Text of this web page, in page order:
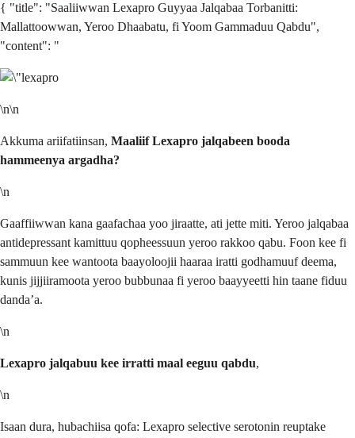
{ "title": "Saaliiwwan Lexapro Guyyaa Jalqabaa Torbanitti:
Mallattoowwan, Yeroo Dhaabatu, fi Yoom Gammaduu Qabdu",
"content": "
\n\n
Akkuma ariifatiinsan, Maaliif Lexapro jalqabeen booda
hammeenya argadha?
\n
Gaaffiiwwan kana gaafachaa yoo jiraatte, ati jette miti. Yeroo jalqabaa
antidepressant kamittuu qopheessuun yeroo rakkoo qabu. Foon kee fi
sammuun kee wantoota baayoloojii haaraa iratti godhamuuf deema,
kunis jijjiiramoota yeroo bubbunaa fi yeroo baayyeetti hin taane fiduu
danda’a.
\n
Lexapro jalqabuu kee irratti maal eeguu qabdu,
\n
Isaan dura, hubachiisa qofa: Lexapro selective serotonin reuptake